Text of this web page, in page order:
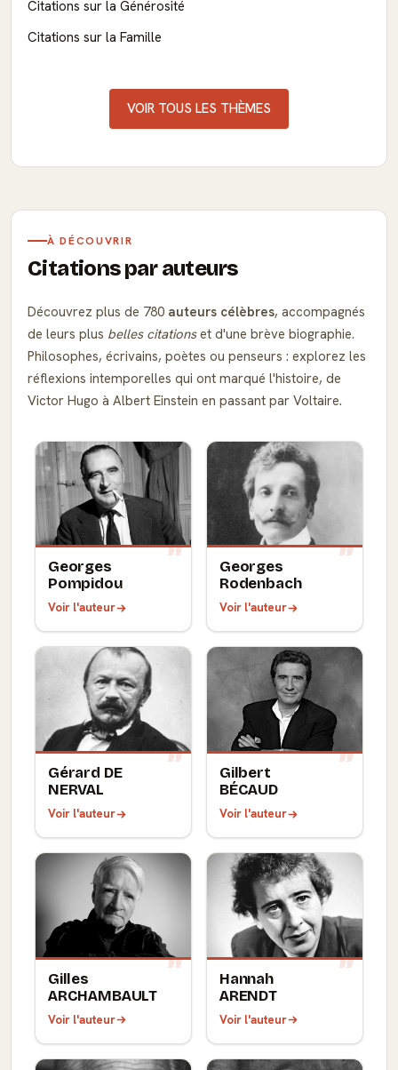
Citations sur la Générosité
Citations sur la Famille
VOIR TOUS LES THÈMES
À DÉCOUVRIR
Citations par auteurs
Découvrez plus de 780 auteurs célèbres, accompagnés
de leurs plus belles citationset d'une brève biographie.
Philosophes, écrivains, poètes ou penseurs : explorez les
réflexions intemporelles qui ont marqué l'histoire, de
Victor Hugo à Albert Einstein en passant par Voltaire.
Georges
Pompidou
Voir l'auteur
Georges
Rodenbach
Voir l'auteur
Gérard DE
NERVAL
Voir l'auteur
Gilbert
BÉCAUD
Voir l'auteur
Gilles
ARCHAMBAULT
Voir l'auteur
Hannah
ARENDT
Voir l'auteur